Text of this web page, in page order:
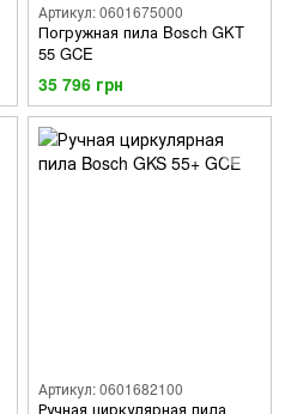
Артикул: 0601675000
Погружная пила Bosch GKT
55 GCE
35 796 грн
Артикул: 0601682100
Ручная циркулярная пила